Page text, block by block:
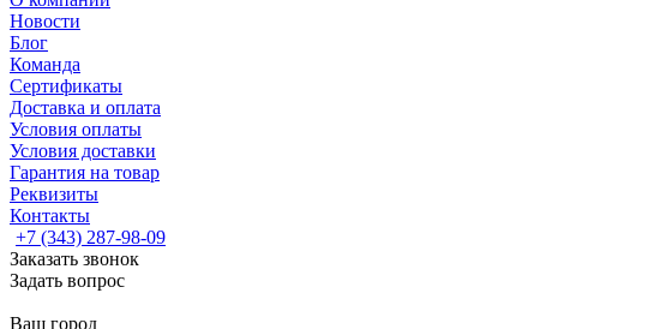
Новости
Блог
Команда
Сертификаты
Доставка и оплата
Условия оплаты
Условия доставки
Гарантия на товар
Реквизиты
Контакты
+7 (343) 287-98-09
Заказать звонок
Задать вопрос
Ваш город